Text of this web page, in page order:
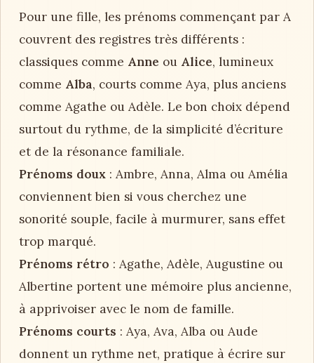
Pour une fille, les prénoms commençant par A
couvrent des registres très différents :
classiques comme Anne ou Alice, lumineux
comme Alba, courts comme Aya, plus anciens
comme Agathe ou Adèle. Le bon choix dépend
surtout du rythme, de la simplicité d’écriture
et de la résonance familiale.
Prénoms doux : Ambre, Anna, Alma ou Amélia
conviennent bien si vous cherchez une
sonorité souple, facile à murmurer, sans effet
trop marqué.
Prénoms rétro : Agathe, Adèle, Augustine ou
Albertine portent une mémoire plus ancienne,
à apprivoiser avec le nom de famille.
Prénoms courts : Aya, Ava, Alba ou Aude
donnent un rythme net, pratique à écrire sur